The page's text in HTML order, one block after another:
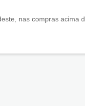
compras acima de R$299,00.